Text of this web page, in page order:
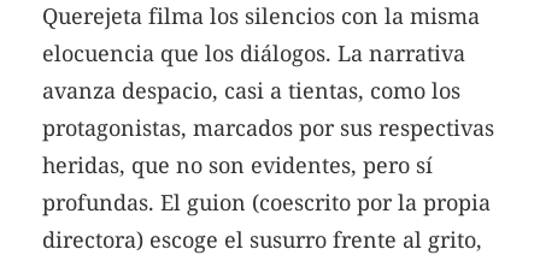
Querejeta filma los silencios con la misma
elocuencia que los diálogos. La narrativa
avanza despacio, casi a tientas, como los
protagonistas, marcados por sus respectivas
heridas, que no son evidentes, pero sí
profundas. El guion (coescrito por la propia
directora) escoge el susurro frente al grito,